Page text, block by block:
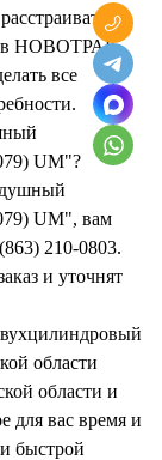
в НОВОТРАК
все
UM"?
UM", вам
210-0803.
и уточнят
области
области и
для вас время и
быстрой